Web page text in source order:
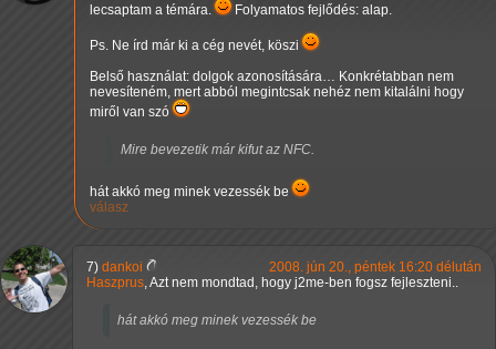
lecsaptam a témára.
Folyamatos fejlődés: alap.
Ps. Ne írd már ki a cég nevét, köszi
Belső használat: dolgok azonosítására… Konkrétabban nem
nevesíteném, mert abból megintcsak nehéz nem kitalálni hogy
miről van szó
Mire bevezetik már kifut az NFC.
hát akkó meg minek vezessék be
válasz
7) dankoi
2008. jún 20., péntek 16:20 délután
Haszprus, Azt nem mondtad, hogy j2me-ben fogsz fejleszteni..
hát akkó meg minek vezessék be